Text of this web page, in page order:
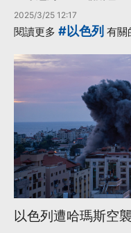
2025/3/25 12:17
閱讀更多 #以色列 有關
以色列遭哈瑪斯空